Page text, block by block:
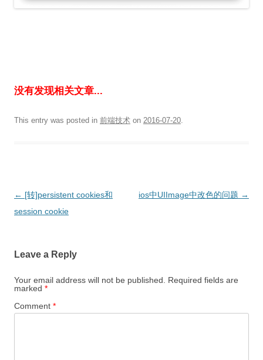
没有发现相关文章...
This entry was posted in 前端技术 on 2016-07-20
Post
navigation
← [转]persistent cookies和
session cookie
ios中UIImage中改色的问题 →
Leave a Reply
Your email address will not be published.
Required fields are
marked *
Comment *